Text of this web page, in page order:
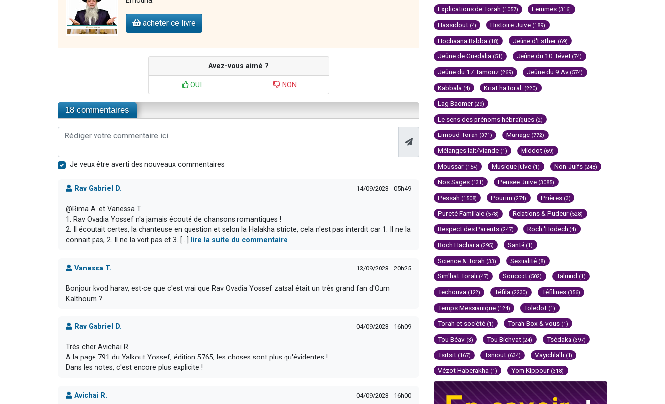
acheter ce livre
Avez-vous aimé ?
OUI NON
18 commentaires
Je veux être averti des nouveaux commentaires
Rav Gabriel D. 14/09/2023 - 05h49
@Rima A. et Vanessa T.
1. Rav Ovadia Yossef n'a jamais écouté de chansons romantiques !
2. Il écoutait certes, la chanteuse en question et selon la Halakha stricte, cela n'est pas interdit car 1. Il ne la
connait pas, 2. Il ne la voit pas et 3. [...]
lire la suite du commentaire
Vanessa T. 13/09/2023 - 20h25
Bonjour kvod harav, est-ce que c'est vrai que Rav Ovadia Yossef zatsal était un très grand fan d'Oum
Kalthoum ?
Rav Gabriel D. 04/09/2023 - 16h09
Très cher Avichaï R.
A la page 791 du Yalkout Yossef, édition 5765, les choses sont plus qu'évidentes !
Dans les notes, c'est encore plus explicite !
Avichai R. 04/09/2023 - 16h00
Explications de Torah (1057) Femmes (316)
Hassidout (4) Histoire Juive (189)
Hochaana Rabba (18) Jeûne d'Esther (69)
Jeûne de Guedalia (51) Jeûne du 10 Tévet (74)
Jeûne du 17 Tamouz (269) Jeûne du 9 Av (574)
Kabbala (4) Kriat haTorah (220)
Lag Baomer (29)
Le sens des prénoms hébraïques (2)
Limoud Torah (371) Mariage (772)
Mélanges lait/viande (1) Middot (69)
Moussar (154) Musique juive (1) Non-Juifs (248)
Nos Sages (131) Pensée Juive (3085)
Pessah (1508) Pourim (274) Prières (3)
Pureté Familiale (578) Relations & Pudeur (528)
Respect des Parents (247) Roch 'Hodech (4)
Roch Hachana (295) Santé (1)
Science & Torah (33) Sexualité (8)
Sim'hat Torah (47) Souccot (502) Talmud (1)
Techouva (122) Téfila (2230) Téfilines (356)
Temps Messianique (124) Toledot (1)
Torah et société (1) Torah-Box & vous (1)
Tou Béav (3) Tou Bichvat (24) Tsédaka (397)
Tsitsit (167) Tsniout (634) Vayichla'h (1)
Vézot Haberakha (1) Yom Kippour (318)